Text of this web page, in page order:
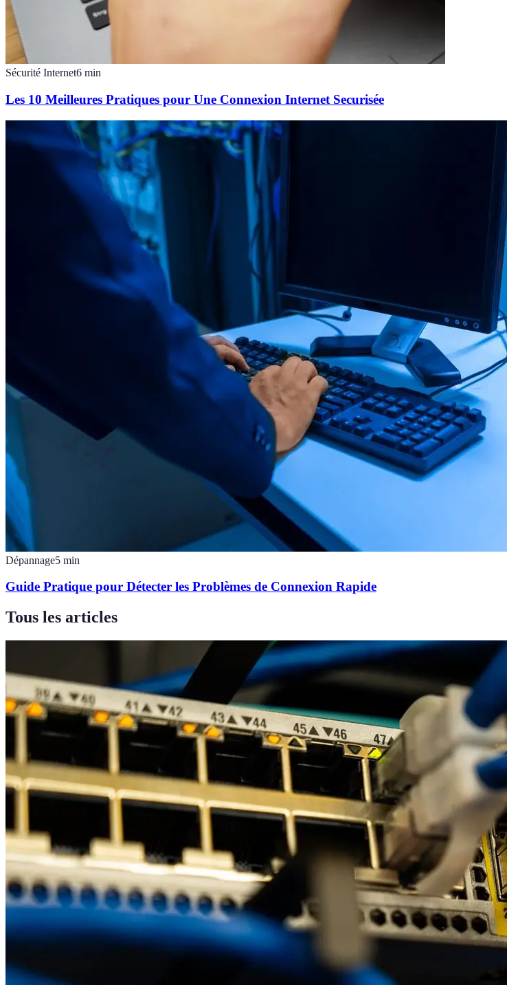
Sécurité Internet6 min
Les 10 Meilleures Pratiques pour Une Connexion Internet Securisée
Dépannage5 min
Guide Pratique pour Détecter les Problèmes de Connexion Rapide
Tous les articles